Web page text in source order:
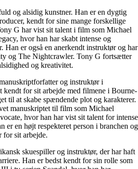
og alsidig kunstner. Han er en dygtig
kendt for sine mange forskellige
G har vist sit talent i film som Michael
hvor han har skabt intense og
er også en anerkendt instruktør og har
og The Nightcrawler. Tony G fortsætter
og kreativitet.
og instruktør i
kendt for sit arbejde med filmene i Bourne-
til at skabe spændende plot og karakterer.
manuskriptet til film som Michael
hvor han har vist sit talent for intense
er en højt respekteret person i branchen og
for sit arbejde.
skuespiller og instruktør, der har haft
Han er bedst kendt for sin rolle som